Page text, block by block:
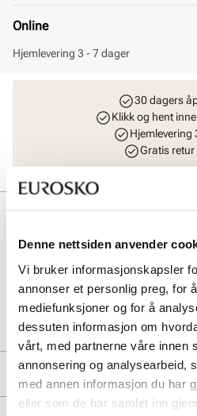
Denne nettsiden anvender
Vi bruker informasjonskapsler
annonser et personlig preg, for
mediefunksjoner og for å
dessuten informasjon om
vårt, med partnerne våre innen
annonsering og analysearbeid,
med annen informasjon du har
eller som de har samlet inn
Online
Hjemlevering 3 - 7 dager
30 dagers
Klikk og hent
Hjemlevering
Gratis retur
Beskrivelse
Praktisk og smart mini lommebok i
kort. I tillegg har modellen en praktisk
Art. nr94163001
Lev. art. nr8339
Merke